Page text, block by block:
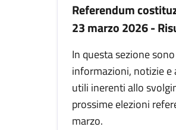
Referendum
23 marzo 2026 -
In questa sezione
informazioni, notizie
utili inerenti allo
prossime elezioni
marzo.